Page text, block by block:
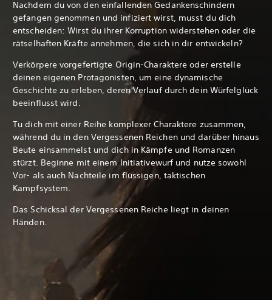
Nachdem du von den einfallenden Gedankenschindern
gefangen genommen und infiziert wirst, musst du dich
entscheiden: Wirst du ihrer Korruption widerstehen oder die
rätselhaften Kräfte annehmen, die sich in dir entwickeln?
Verkörpere vorgefertigte Origin-Charaktere oder erstelle
deinen eigenen Protagonisten, um eine dynamische
Geschichte zu erleben, deren Verlauf durch dein Würfelglück
beeinflusst wird.
Tu dich mit einer Reihe komplexer Charaktere zusammen,
während du in den Vergessenen Reichen und darüber hinaus
Beute einsammelst und dich in Kämpfe und Romanzen
stürzt. Beginne mit einem Initiativewurf und nutze sowohl
Vor- als auch Nachteile im flüssigen, taktischen
Kampfsystem.
Das Schicksal der Vergessenen Reiche liegt in deinen
Händen.